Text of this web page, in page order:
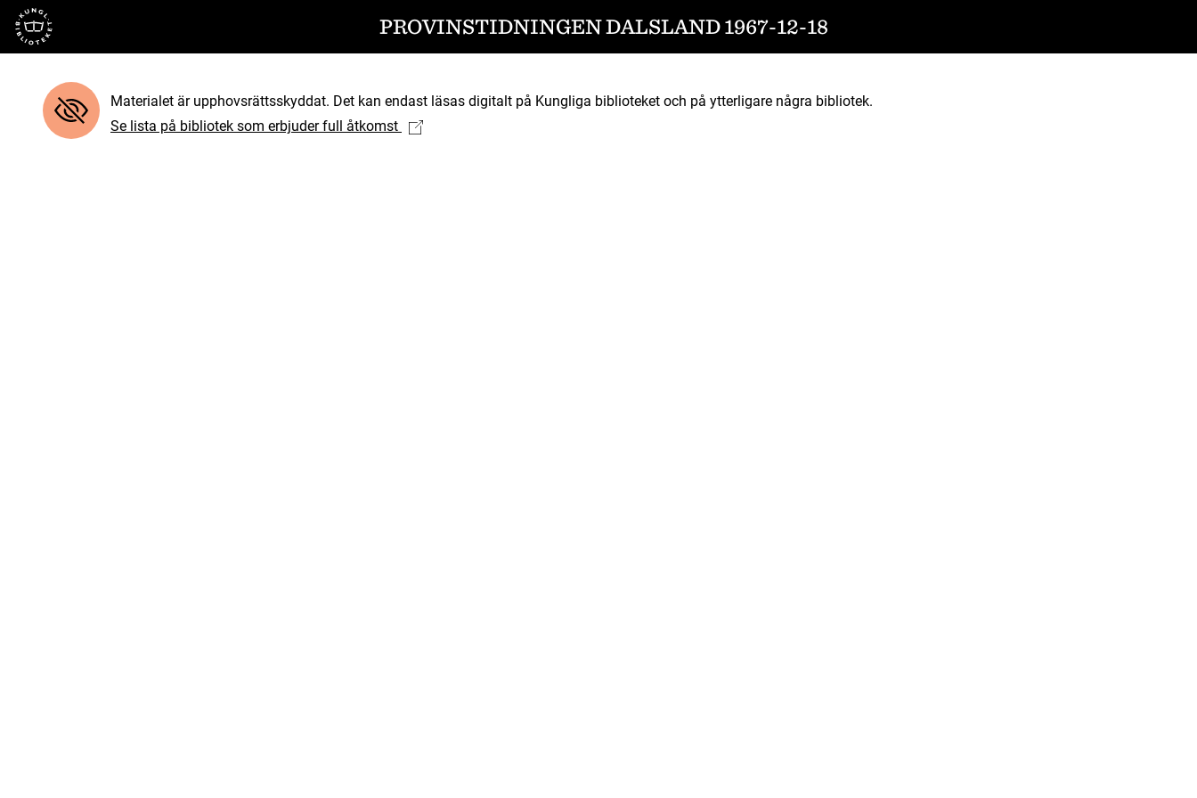
Till startsidan PROVINSTIDNINGEN DALSLAND 1967-12-18
Materialet är upphovsrättsskyddat. Det kan endast läsas digitalt på Kungliga biblioteket och på ytterligare några bibliotek.
Se lista på bibliotek som erbjuder full åtkomst